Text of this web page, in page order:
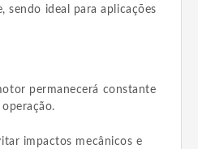
sendo ideal para aplicações
permanecerá constante
impactos mecânicos e